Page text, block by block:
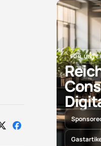
Auf Auf
FÜR